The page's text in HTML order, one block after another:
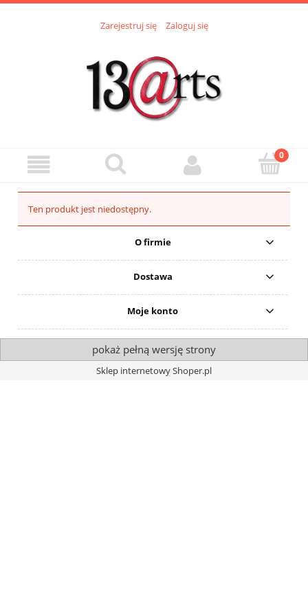
Zarejestruj się Zaloguj się
Ten produkt jest niedostępny.
O firmie
Dostawa
Moje konto
pokaż pełną wersję strony
Sklep internetowy Shoper.pl